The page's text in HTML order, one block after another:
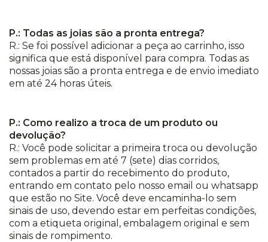
P.: Todas as joias são a pronta entrega?
R.: Se foi possível adicionar a peça ao carrinho, isso
significa que está disponível para compra. Todas as
nossas joias são a pronta entrega e de envio imediato
em até 24 horas úteis.
P.: Como realizo a troca de um produto ou
devolução?
R.: Você pode solicitar a primeira troca ou devolução
sem problemas em até 7 (sete) dias corridos,
contados a partir do recebimento do produto,
entrando em contato pelo nosso email ou whatsapp
que estão no Site. Você deve encaminha-lo sem
sinais de uso, devendo estar em perfeitas condições,
com a etiqueta original, embalagem original e sem
sinais de rompimento.